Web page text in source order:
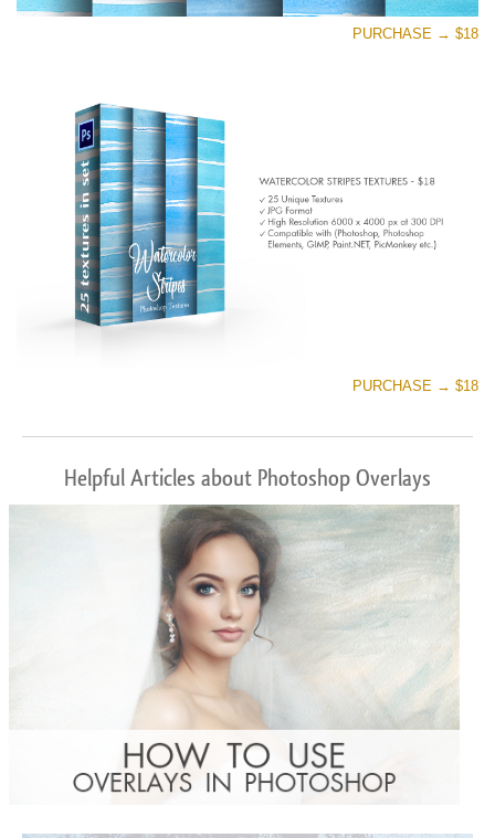
تنزيل مجاني PURCHASE → $18
PURCHASE → $18
Helpful Articles about Photoshop Overlays